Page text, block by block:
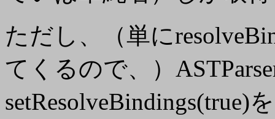
ただし、（単に
てくるので、）